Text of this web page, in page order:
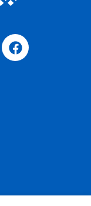
2025، جميع الحقوق محفوظة لشركة الات الصيانة